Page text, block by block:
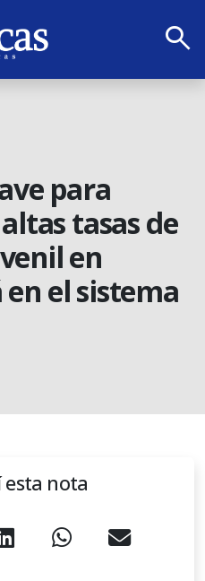
search
para
tasas de
en
el sistema
esta nota